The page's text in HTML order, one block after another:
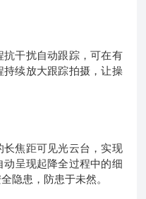
干扰自动跟踪，可在有
续放大跟踪拍摄，让操
焦距可见光云台，实现
呈现起降全过程中的细
隐患，防患于未然。